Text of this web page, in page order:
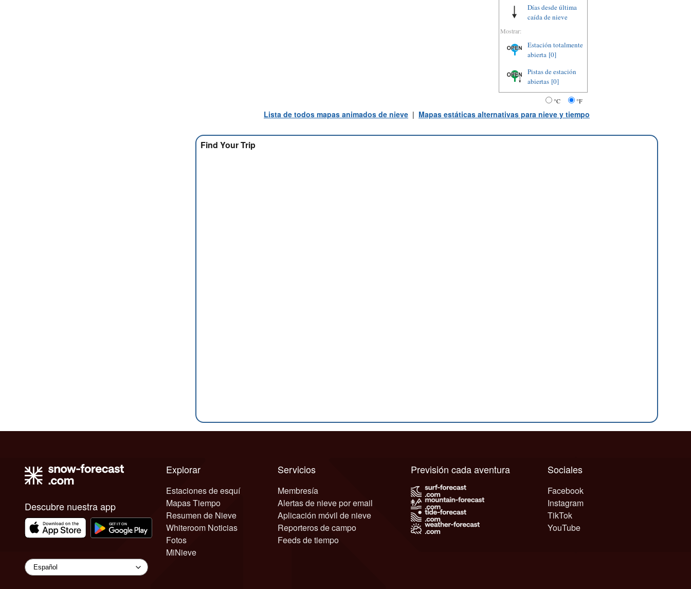
Días desde última
caída de nieve
Mostrar:
Estación totalmente
abierta [0]
Pistas de estación
abiertas [0]
°C °F
Lista de todos mapas animados de nieve | Mapas estáticas alternativas para nieve y tiempo
Find Your Trip
Descubre nuestra app
Explorar
Estaciones de esquí
Mapas Tiempo
Resumen de Nieve
Whiteroom Noticias
Fotos
MiNieve
Servicios
Membresía
Alertas de nieve por email
Aplicación móvil de nieve
Reporteros de campo
Feeds de tiempo
Sociales
Facebook
Instagram
TikTok
YouTube
Previsión cada aventura